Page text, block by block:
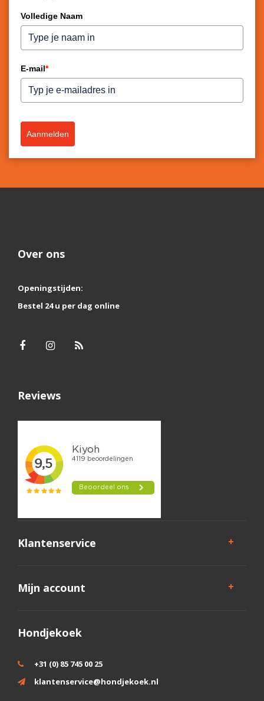
Volledige Naam
E-mail*
Aanmelden
Over ons
Openingstijden:
Bestel 24 u per dag online
Reviews
Klantenservice
Mijn account
Hondjekoek
+31 (0) 85 745 00 25
klantenservice@hondjekoek.nl